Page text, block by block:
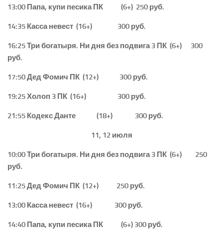
13:00 Папа, купи песика ПК (6+) 250 руб.
14:35 Касса невест (16+) 300 руб.
16:25 Три богатыря. Ни дня без подвига 3 ПК (6+) 300
руб.
17:50 Дед Фомич ПК (12+) 300 руб.
19:25 Холоп 3 ПК (16+) 300 руб.
21:55 Кодекс Данте (18+) 300 руб.
11, 12 июля
10:00 Три богатыря. Ни дня без подвига 3 ПК (6+) 250
руб.
11:25 Дед Фомич ПК (12+) 250 руб.
13:00 Касса невест (16+) 300 руб.
14:40 Папа, купи песика ПК (6+) 300 руб.